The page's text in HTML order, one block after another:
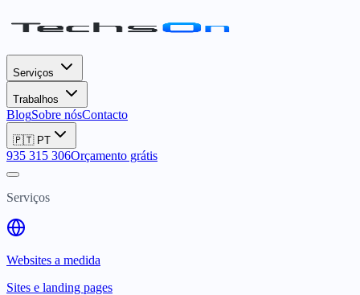
Serviços
Trabalhos
BlogSobre nósContacto
🇵🇹 PT
935 315 306Orçamento grátis
Serviços
Websites a medida
Sites e landing pages